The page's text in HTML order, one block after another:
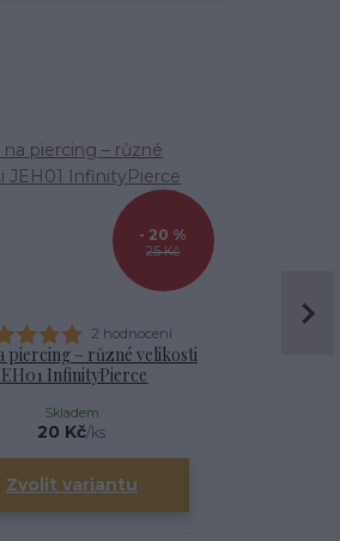
25 Kč
- 20 %
2 hodnocení
piercing – různé velikosti
InfinityPierce
20 Kč/ks
Skladem
Zvolit variantu